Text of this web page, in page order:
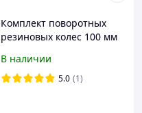
Комплект поворотных
резиновых колес 100 мм
без) 300 кг
В наличии
5.0 (1)